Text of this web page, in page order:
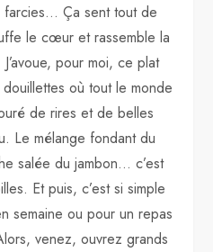
Ça sent tout de
le cœur et rassemble la
pour moi, ce plat
où tout le monde
de rires et de belles
Le mélange fondant du
salée du jambon… c’est
Et puis, c’est si simple
semaine ou pour un repas
venez, ouvrez grands